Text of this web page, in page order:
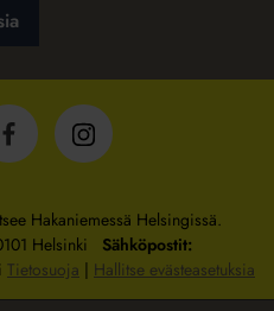
Isännöintiliitto
Facebookissa
Isännöintiliitto
Instagrammissa
Hakaniemessä Helsingissä.
Helsinki Sähköpostit:
Tietosuoja | Hallitse evästeasetuksia